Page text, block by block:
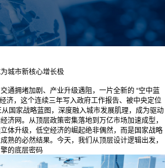
城市新核心增长极
通拥堵加剧、产业升级遇阻，一片全新的 “空中蓝
济，这个连续三年写入政府工作报告、被中央定位
从国家战略蓝图，深度融入城市发展肌理，成为驱动
济网。从顶层政策密集落地到万亿市场加速成型，
体升级，低空经济的崛起绝非偶然，而是国家战略
熟的必然结果。今天，我们从顶层设计逻辑出发，
的底层密码